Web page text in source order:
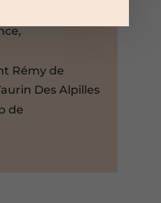
Rémy de
Des Alpilles
de